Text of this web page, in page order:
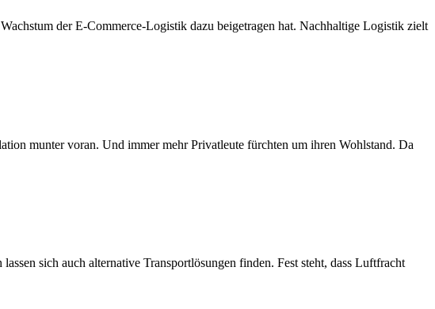
der E-Commerce-Logistik dazu beigetragen hat. Nachhaltige Logistik zielt
munter voran. Und immer mehr Privatleute fürchten um ihren Wohlstand. Da
sich auch alternative Transportlösungen finden. Fest steht, dass Luftfracht